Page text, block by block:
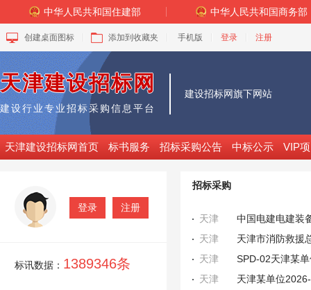
中华人民共和国住建部 中华人民共和国商务部
创建桌面图标 添加到收藏夹 手机版 登录 注册
天津建设招标网
建设行业专业招标采购信息平台
建设招标网旗下网站
天津建设招标网首页 标书服务 招标采购公告 中标公示 VIP
登录 注册
标讯数据： 1389346条
招标采购
天津
天津
天津市消防救援
天津
SPD-02天津某
天津
天津某单位